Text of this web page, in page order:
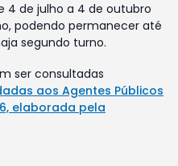
4 de julho a 4 de outubro
podendo permanecer até
segundo turno.
ser consultadas
aos Agentes Públicos
elaborada pela